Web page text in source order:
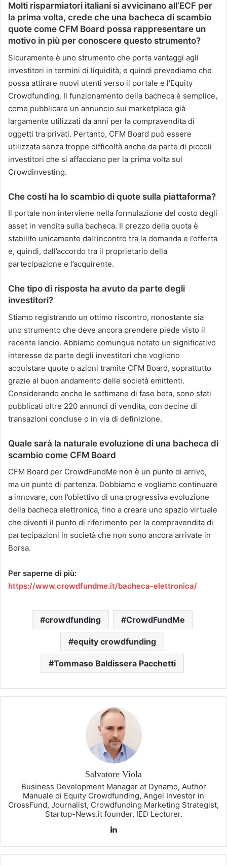
Molti risparmiatori italiani si avvicinano all’ECF per
la prima volta, crede che una bacheca di scambio
quote come CFM Board possa rappresentare un
motivo in più per conoscere questo strumento?
Sicuramente è uno strumento che porta vantaggi agli
investitori in termini di liquidità, e quindi prevediamo che
possa attirare nuovi utenti verso il portale e l’Equity
Crowdfunding. Il funzionamento della bacheca è semplice,
come pubblicare un annuncio sui marketplace già
largamente utilizzati da anni per la compravendita di
oggetti tra privati. Pertanto, CFM Board può essere
utilizzata senza troppe difficoltà anche da parte di piccoli
investitori che si affacciano per la prima volta sul
Crowdinvesting.
Che costi ha lo scambio di quote sulla piattaforma?
Il portale non interviene nella formulazione del costo degli
asset in vendita sulla bacheca. Il prezzo della quota è
stabilito unicamente dall’incontro tra la domanda e l’offerta
e, quindi, dall’accordo tra il proprietario della
partecipazione e l’acquirente.
Che tipo di risposta ha avuto da parte degli
investitori?
Stiamo registrando un ottimo riscontro, nonostante sia
uno strumento che deve ancora prendere piede visto il
recente lancio. Abbiamo comunque notato un significativo
interesse da parte degli investitori che vogliono
acquistare quote o azioni tramite CFM Board, soprattutto
grazie al buon andamento delle società emittenti.
Considerando anche le settimane di fase beta, sono stati
pubblicati oltre 220 annunci di vendita, con decine di
transazioni concluse o in via di definizione.
Quale sarà la naturale evoluzione di una bacheca di
scambio come CFM Board
CFM Board per CrowdFundMe non è un punto di arrivo,
ma un punto di partenza. Dobbiamo e vogliamo continuare
a innovare, con l’obiettivo di una progressiva evoluzione
della bacheca elettronica, fino a creare uno spazio virtuale
che diventi il punto di riferimento per la compravendita di
partecipazioni in società che non sono ancora arrivate in
Borsa.
Per saperne di più:
https://www.crowdfundme.it/bacheca-elettronica/
crowdfunding CrowdFundMe
equity crowdfunding
Tommaso Baldissera Pacchetti
Salvatore Viola
Business Development Manager at Dynamo, Author
Manuale di Equity Crowdfunding, Angel Investor in
CrossFund, Journalist, Crowdfunding Marketing Strategist,
Startup-News.it founder, IED Lecturer.